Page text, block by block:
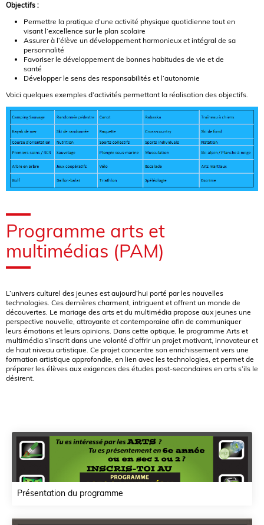
Objectifs :
Permettre la pratique d’une activité physique quotidienne tout en
visant l’excellence sur le plan scolaire
Assurer à l’élève un développement harmonieux et intégral de sa
personnalité
Favoriser le développement de bonnes habitudes de vie et de
santé
Développer le sens des responsabilités et l’autonomie
Voici quelques exemples d’activités permettant la réalisation des objectifs.
Programme arts et
multimédias (PAM)
L’univers culturel des jeunes est aujourd’hui porté par les nouvelles
technologies. Ces dernières charment, intriguent et offrent un monde de
découvertes. Le mariage des arts et du multimédia propose aux jeunes une
perspective nouvelle, attrayante et contemporaine afin de communiquer
leurs émotions et leurs opinions. Dans cette optique, le programme Arts et
multimédia s’inscrit dans une volonté d’offrir un projet motivant, innovateur et
de haut niveau artistique. Ce projet concentre son enrichissement vers une
formation artistique approfondie, en lien avec les technologies, et permet de
préparer les élèves aux exigences des études post-secondaires en arts s’ils le
désirent.
Présentation du programme